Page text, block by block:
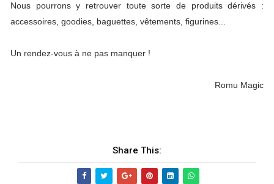
Nous pourrons y retrouver toute sorte de produits dérivés :
accessoires, goodies, baguettes, vêtements, figurines...
Un rendez-vous à ne pas manquer !
Romu Magic
Share This: